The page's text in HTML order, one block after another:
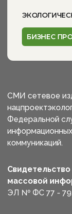
БИЗНЕС
СМИ сетевое
Федеральной
коммуникаций.
массовой
ЭЛ № ФС 77 -